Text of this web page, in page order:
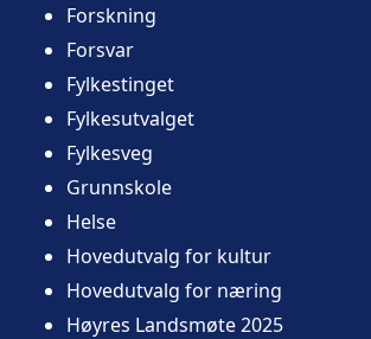
Forskning
Forsvar
Fylkestinget
Fylkesutvalget
Fylkesveg
Grunnskole
Helse
Hovedutvalg for kultur
Hovedutvalg for næring
Høyres Landsmøte 2025